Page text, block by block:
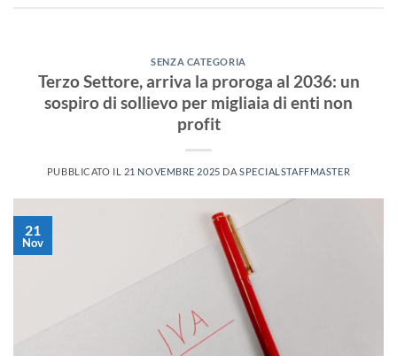
SENZA CATEGORIA
Terzo Settore, arriva la proroga al 2036: un
sospiro di sollievo per migliaia di enti non
profit
PUBBLICATO IL 21 NOVEMBRE 2025 DA SPECIALSTAFFMASTER
21
Nov